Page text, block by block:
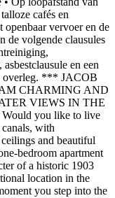
cafés en
openbaar vervoer en de
de volgende clausules
en een
overleg. *** JACOB
CHARMING AND
VIEWS IN THE
you like to live
canals, with
and beautiful
bedroom apartment
of a historic 1903
location in the
you step into the